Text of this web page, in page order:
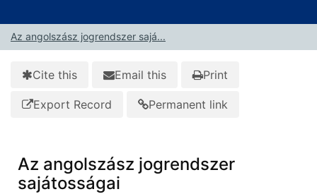
Az angolszász jogrendszer sajá...
Cite this Email this Print
Export Record Permanent link
Az angolszász jogrendszer
sajátosságai